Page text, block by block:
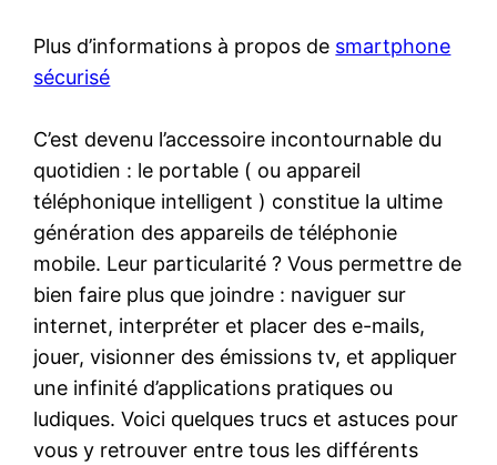
Plus d’informations à propos de smartphone
sécurisé
C’est devenu l’accessoire incontournable du
quotidien : le portable ( ou appareil
téléphonique intelligent ) constitue la ultime
génération des appareils de téléphonie
mobile. Leur particularité ? Vous permettre de
bien faire plus que joindre : naviguer sur
internet, interpréter et placer des e-mails,
jouer, visionner des émissions tv, et appliquer
une infinité d’applications pratiques ou
ludiques. Voici quelques trucs et astuces pour
vous y retrouver entre tous les différents